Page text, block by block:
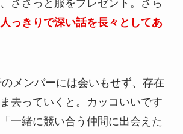
ささっと服をプレゼント。さら
っきりで深い話を長々としてあ
メンバーには会いもせず、存在
去っていくと。カッコいいです
一緒に競い合う仲間に出会えた